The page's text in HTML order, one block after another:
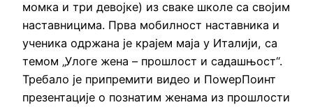
момка и три девојке) из сваке школе са својим
наставницима. Прва мобилност наставника и
ученика одржана је крајем маја у Италији, са
темом „Улоге жена – прошлост и садашњост“.
Требало је припремити видео и ПоwерПоинт
презентације о познатим женама из прошлости